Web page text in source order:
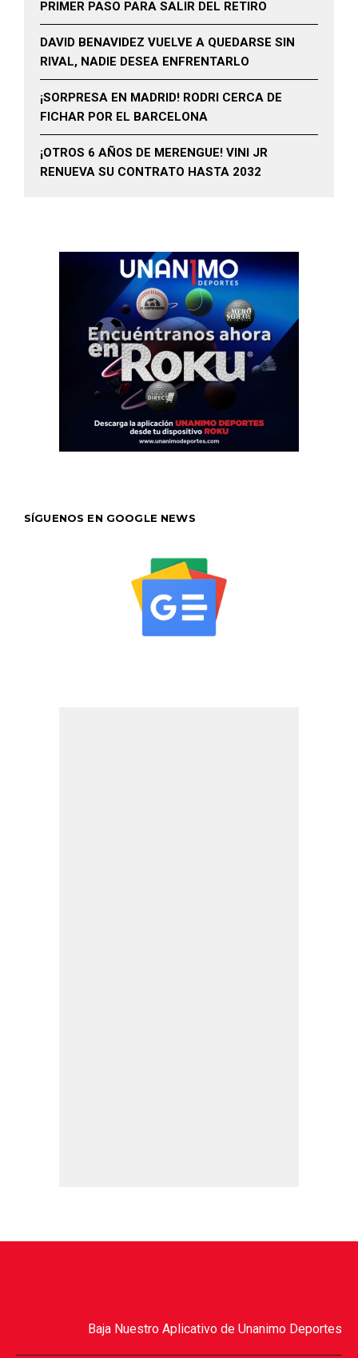
PRIMER PASO PARA SALIR DEL RETIRO
DAVID BENAVIDEZ VUELVE A QUEDARSE SIN
RIVAL, NADIE DESEA ENFRENTARLO
¡SORPRESA EN MADRID! RODRI CERCA DE
FICHAR POR EL BARCELONA
¡OTROS 6 AÑOS DE MERENGUE! VINI JR
RENUEVA SU CONTRATO HASTA 2032
SÍGUENOS EN GOOGLE NEWS
Baja Nuestro Aplicativo de Unanimo Deportes